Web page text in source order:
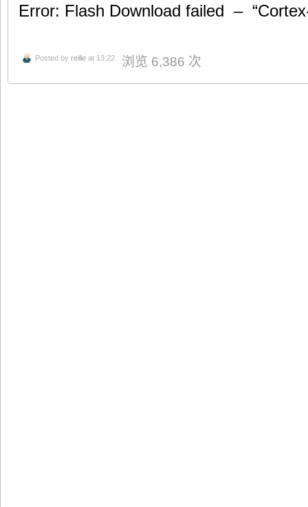
Error: Flash Download failed –
Posted by reille at 13:22 浏览 6,386 次